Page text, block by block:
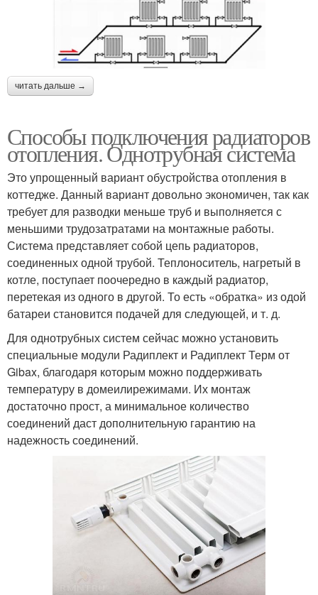
читать дальше →
Способы подключения радиаторов
отопления. Однотрубная система
Это упрощенный вариант обустройства отопления в
коттедже. Данный вариант довольно экономичен, так как
требует для разводки меньше труб и выполняется с
меньшими трудозатратами на монтажные работы.
Система представляет собой цепь радиаторов,
соединенных одной трубой. Теплоноситель, нагретый в
котле, поступает поочередно в каждый радиатор,
перетекая из одного в другой. То есть «обратка» из одой
батареи становится подачей для следующей, и т. д.
Для однотрубных систем сейчас можно установить
специальные модули Радиплект и Радиплект Терм от
Gibax, благодаря которым можно поддерживать
температуру в домеилирежимами. Их монтаж
достаточно прост, а минимальное количество
соединений даст дополнительную гарантию на
надежность соединений.